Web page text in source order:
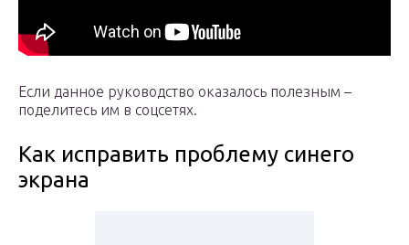
Если данное руководство оказалось полезным –
поделитесь им в соцсетях.
Как исправить проблему синего
экрана